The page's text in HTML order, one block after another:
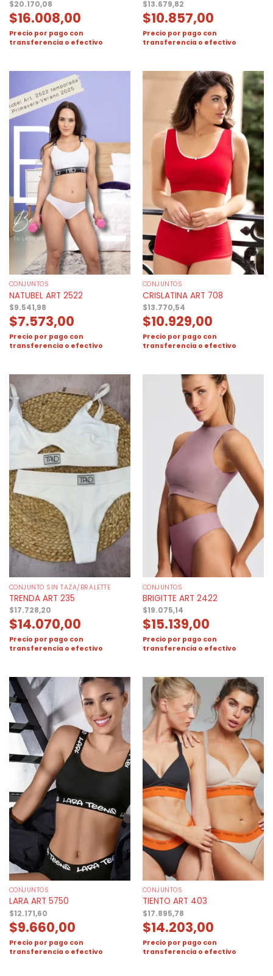
$20.170,08
$16.008,00
Precio por pago con
transferencia o efectivo
$13.679,82
$10.857,00
Precio por pago con
transferencia o efectivo
CONJUNTOS
NATUBEL ART 2522
$9.541,98
$7.573,00
Precio por pago con
transferencia o efectivo
CONJUNTOS
CRISLATINA ART 708
$13.770,54
$10.929,00
Precio por pago con
transferencia o efectivo
CONJUNTO SIN TAZA/BRALETTE
TRENDA ART 235
$17.728,20
$14.070,00
Precio por pago con
transferencia o efectivo
CONJUNTOS
BRIGITTE ART 2422
$19.075,14
$15.139,00
Precio por pago con
transferencia o efectivo
CONJUNTOS
LARA ART 5750
$12.171,60
$9.660,00
Precio por pago con
transferencia o efectivo
CONJUNTOS
TIENTO ART 403
$17.895,78
$14.203,00
Precio por pago con
transferencia o efectivo